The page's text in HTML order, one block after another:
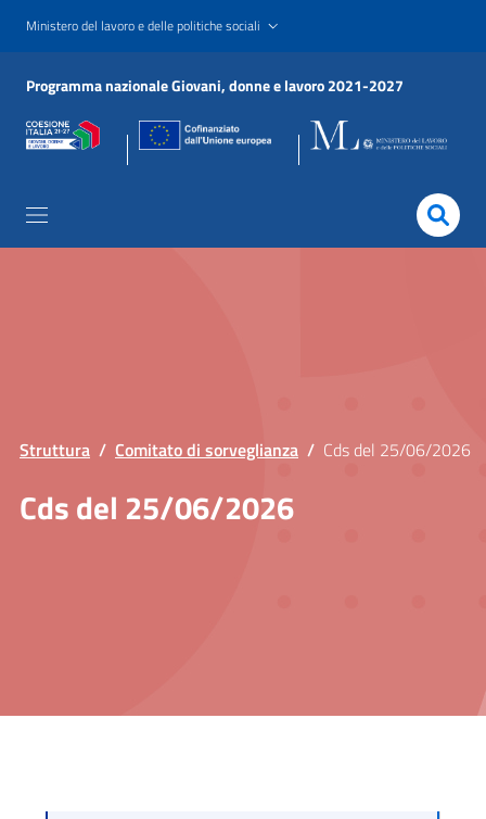
principale
Ministero del lavoro e delle politiche sociali
Programma nazionale Giovani, donne e lavoro 2021-2027
Struttura / Comitato di sorveglianza / Cds del 25/06/2026
Cds del 25/06/2026